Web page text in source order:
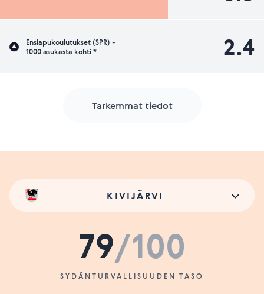
Ensiapukoulutukset (SPR) -
1000 asukasta kohti *
2.4
Tarkemmat tiedot
KIVIJÄRVI
79/100
SYDÄNTURVALLISUUDEN TASO